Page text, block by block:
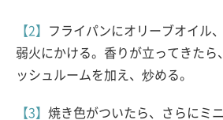
【2】
フライパンにオリーブオイル
弱火にかける。香りが立ってきたら
ッシュルームを加え、炒める。
【3】 焼き色がついたら、さらにミ